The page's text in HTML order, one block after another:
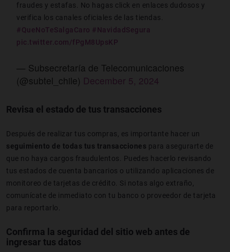
fraudes y estafas. No hagas click en enlaces dudosos y
verifica los canales oficiales de las tiendas.
#QueNoTeSalgaCaro #NavidadSegura
pic.twitter.com/fPgM8UpsKP
— Subsecretaría de Telecomunicaciones
(@subtel_chile) December 5, 2024
Revisa el estado de tus transacciones
Después de realizar tus compras, es importante hacer un
seguimiento de todas tus transacciones para asegurarte de
que no haya cargos fraudulentos. Puedes hacerlo revisando
tus estados de cuenta bancarios o utilizando aplicaciones de
monitoreo de tarjetas de crédito. Si notas algo extraño,
comunícate de inmediato con tu banco o proveedor de tarjeta
para reportarlo.
Confirma la seguridad del sitio web antes de
ingresar tus datos